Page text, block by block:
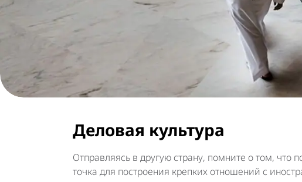
Деловая культура
Отправляясь в другую страну, помните о том,
точка для построения крепких отношений с